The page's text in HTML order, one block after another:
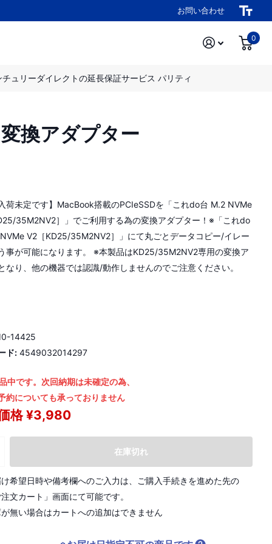
お問い合わせ
0
チュリーダイレクトの延長保証サービス パリティ
換アダプター
入荷未定です】MacBook搭載のPCIeSSDを「これdo台 M.2 NVMe
35M2NV2］」でご利用する為の変換アダプター！※「これdo
V2［KD25/35M2NV2］」にて丸ごとデータコピー/イレー
事が可能になります。 ※本製品はKD25/35M2NV2専用の変換ア
なり、他の機器では認識/動作しませんのでご注意ください。
14425
ド: 4549032014297
中です。次回納期は未確定の為、
約についても承っておりません
格 ¥3,980
在庫切れ
希望日時や備考欄へのご入力は、ご購入手続きを進めた先の
注文カート」画面にて可能です。
無い場合はカートへの追加はできません